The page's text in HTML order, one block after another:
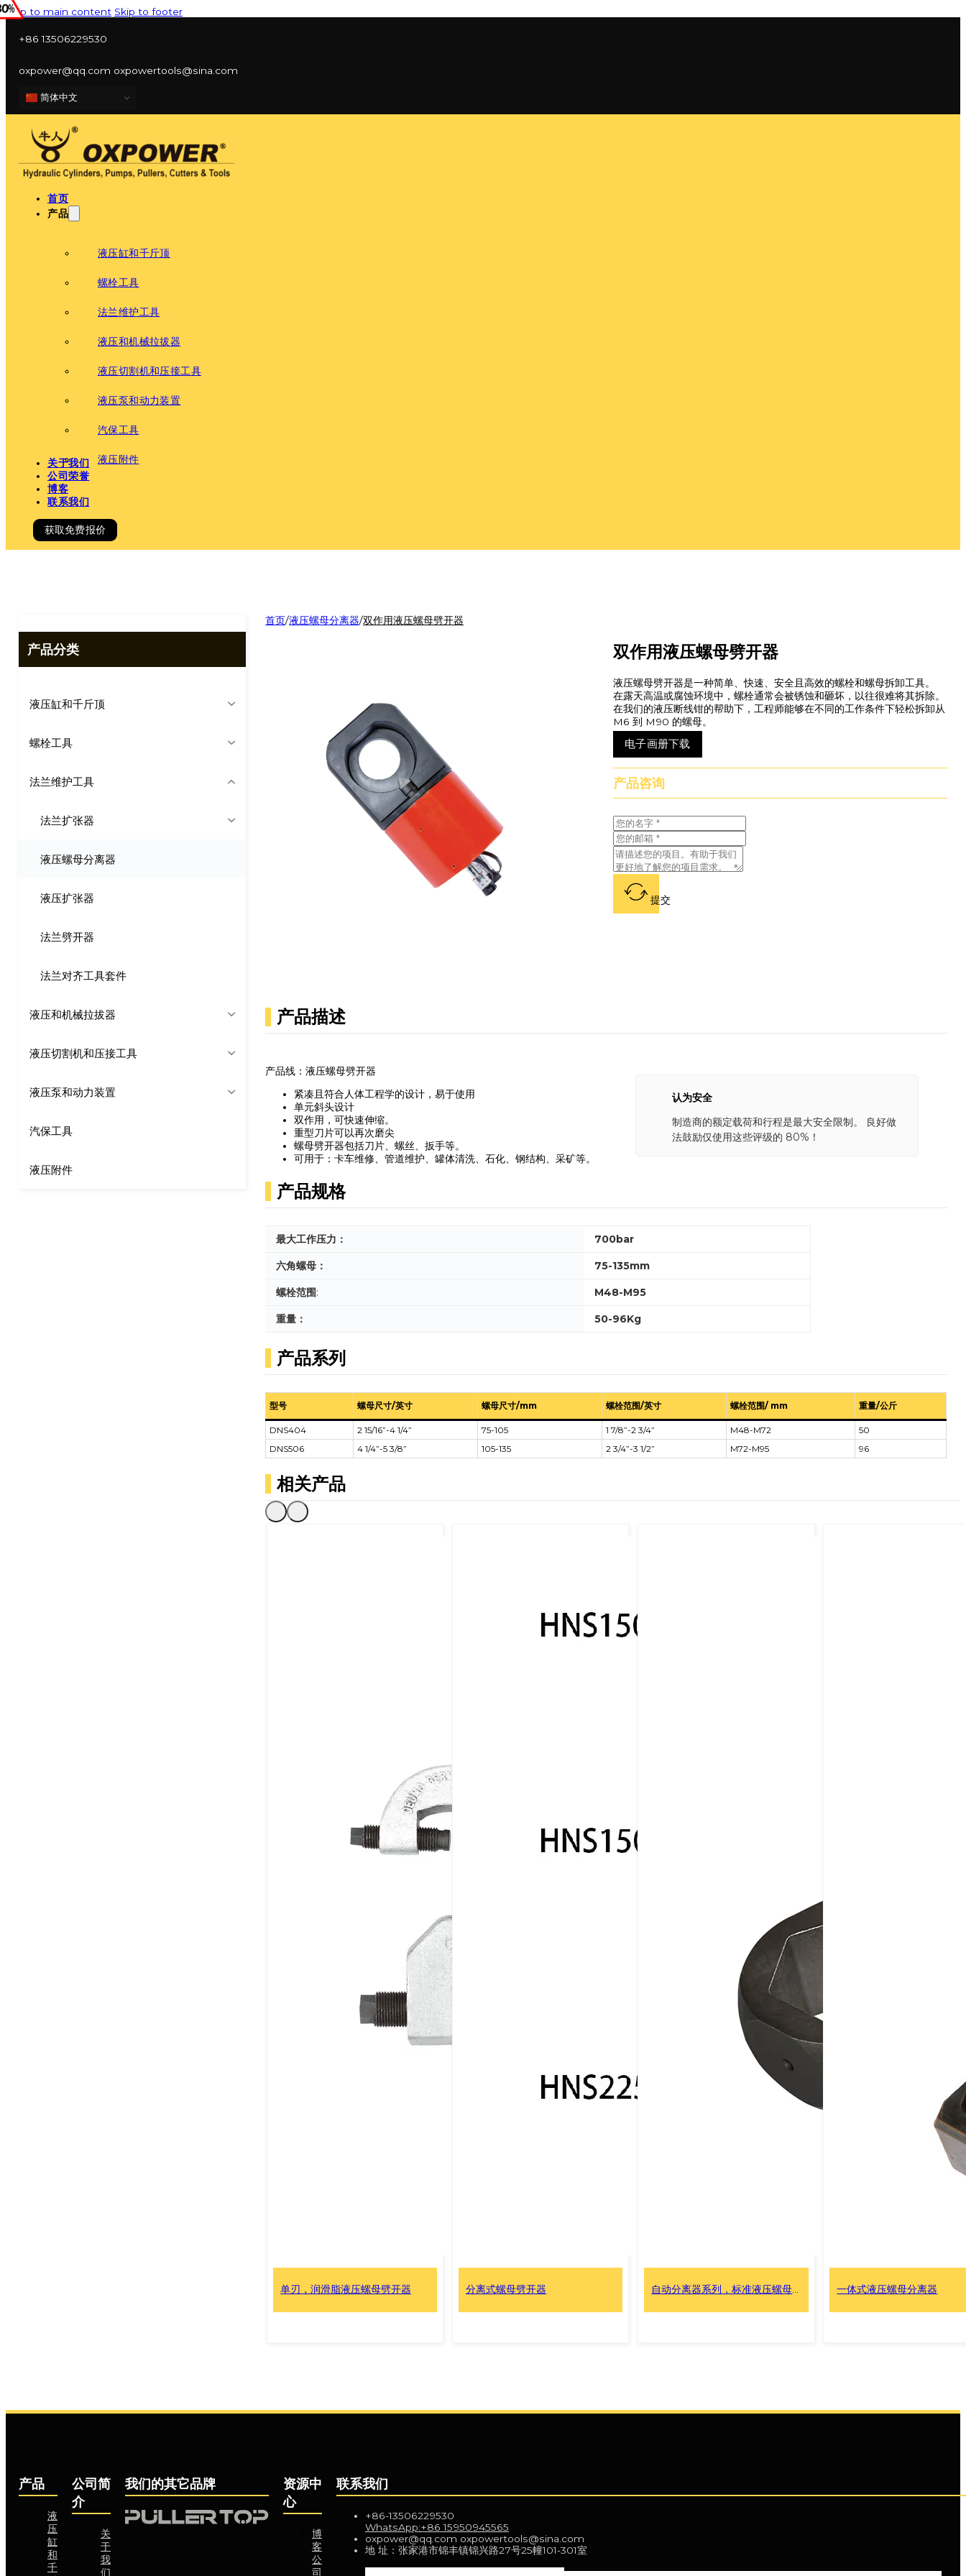
Skip to main content Skip to footer
+86 13506229530
oxpower@qq.com oxpowertools@sina.com
简体中文
首页
产品
液压缸和千斤顶
螺栓工具
法兰维护工具
液压和机械拉拔器
液压切割机和压接工具
液压泵和动力装置
汽保工具
液压附件
关于我们
公司荣誉
博客
联系我们
获取免费报价
产品分类
液压缸和千斤顶
螺栓工具
法兰维护工具
法兰扩张器
液压螺母分离器
液压扩张器
法兰劈开器
法兰对齐工具套件
液压和机械拉拔器
液压切割机和压接工具
液压泵和动力装置
汽保工具
液压附件
首页/液压螺母分离器/双作用液压螺母劈开器
双作用液压螺母劈开器
液压螺母劈开器是一种简单、快速、安全且高效的螺栓和螺母拆卸工具。
在露天高温或腐蚀环境中，螺栓通常会被锈蚀和砸坏，以往很难将其拆除。
在我们的液压断线钳的帮助下，工程师能够在不同的工作条件下轻松拆卸从
M6 到 M90 的螺母。
电子画册下载
产品咨询
提交
产品描述
产品线：液压螺母劈开器
紧凑且符合人体工程学的设计，易于使用
单元斜头设计
双作用，可快速伸缩。
重型刀片可以再次磨尖
螺母劈开器包括刀片、螺丝、扳手等。
可用于：卡车维修、管道维护、罐体清洗、石化、钢结构、采矿等。
认为安全
制造商的额定载荷和行程是最大安全限制。 良好做
法鼓励仅使用这些评级的 80%！
产品规格
最大工作压力： 700bar
六角螺母： 75-135mm
螺栓范围: M48-M95
重量： 50-96Kg
产品系列
型号 螺母尺寸/英寸 螺母尺寸/mm 螺栓范围/英寸 螺栓范围/ mm 重量/公斤
DNS404 2 15/16”-4 1/4” 75-105 1 7/8”-2 3/4” M48-M72
50
DNS506
4 1/4”-5 3/8” 105-135 2 3/4”-3 1/2” M72-M95 96
相关产品
单刃，润滑脂液压螺母劈开器 分离式螺母劈开器 自动分离器系列，标准液压螺母劈开器 一体式液压螺母分离器
产品
液
压
缸
和
千
公司简
介
关
于
我
们
我们的其它品牌
资源中
心
博
客
公
司
联系我们
+86-13506229530
WhatsApp:+86 15950945565
oxpower@qq.com oxpowertools@sina.com
地 址：张家港市锦丰镇锦兴路27号25幢101-301室